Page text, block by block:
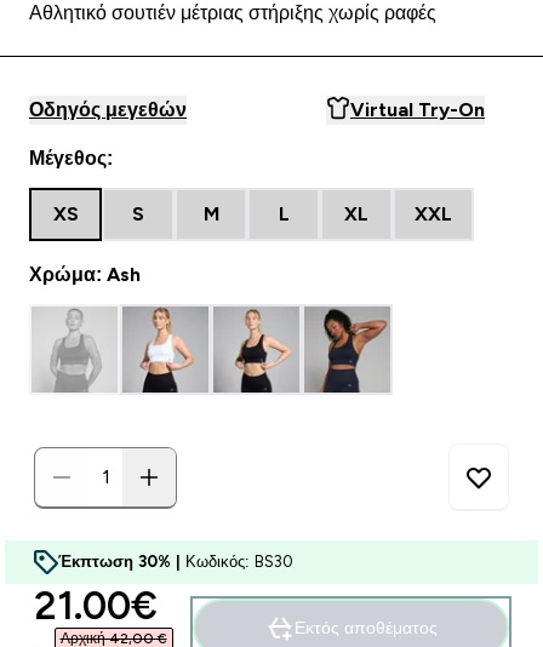
Αθλητικό σουτιέν μέτριας στήριξης χωρίς ραφές
Οδηγός μεγεθών Virtual Try-On
Μέγεθος:
XS S M L XL XXL
Χρώμα: Ash
Έκπτωση 30% | Κωδικός: BS30
discounted price
21.00€‎
Αρχική 42,00 €‎
Εκτός αποθέματος